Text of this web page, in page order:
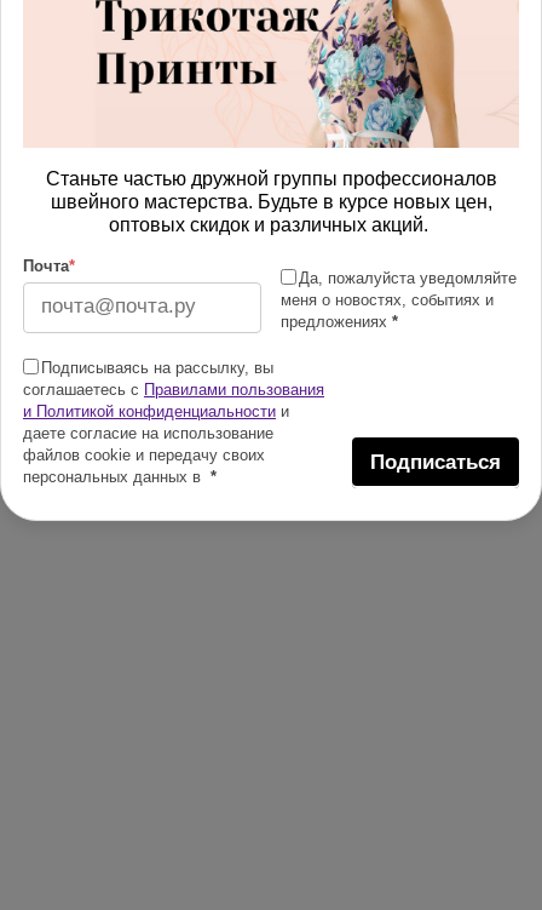
Станьте частью дружной группы профессионалов
швейного мастерства. Будьте в курсе новых цен,
оптовых скидок и различных акций.
Почта*
Да, пожалуйста уведомляйте
меня о новостях, событиях и
предложениях *
Подписываясь на рассылку, вы
соглашаетесь с Правилами пользования
и Политикой конфиденциальности и
даете согласие на использование
файлов cookie и передачу своих
персональных данных в *
Подписаться